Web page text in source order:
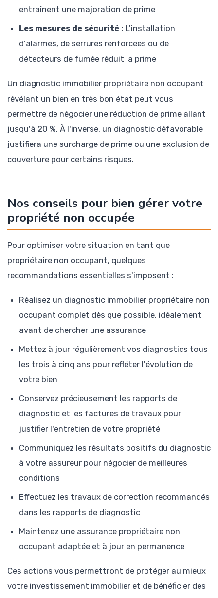
entraînent une majoration de prime
Les mesures de sécurité : L'installation
d'alarmes, de serrures renforcées ou de
détecteurs de fumée réduit la prime
Un diagnostic immobilier propriétaire non occupant
révélant un bien en très bon état peut vous
permettre de négocier une réduction de prime allant
jusqu'à 20 %. À l'inverse, un diagnostic défavorable
justifiera une surcharge de prime ou une exclusion de
couverture pour certains risques.
Nos conseils pour bien gérer votre
propriété non occupée
Pour optimiser votre situation en tant que
propriétaire non occupant, quelques
recommandations essentielles s'imposent :
Réalisez un diagnostic immobilier propriétaire non
occupant complet dès que possible, idéalement
avant de chercher une assurance
Mettez à jour régulièrement vos diagnostics tous
les trois à cinq ans pour refléter l'évolution de
votre bien
Conservez précieusement les rapports de
diagnostic et les factures de travaux pour
justifier l'entretien de votre propriété
Communiquez les résultats positifs du diagnostic
à votre assureur pour négocier de meilleures
conditions
Effectuez les travaux de correction recommandés
dans les rapports de diagnostic
Maintenez une assurance propriétaire non
occupant adaptée et à jour en permanence
Ces actions vous permettront de protéger au mieux
votre investissement immobilier et de bénéficier des